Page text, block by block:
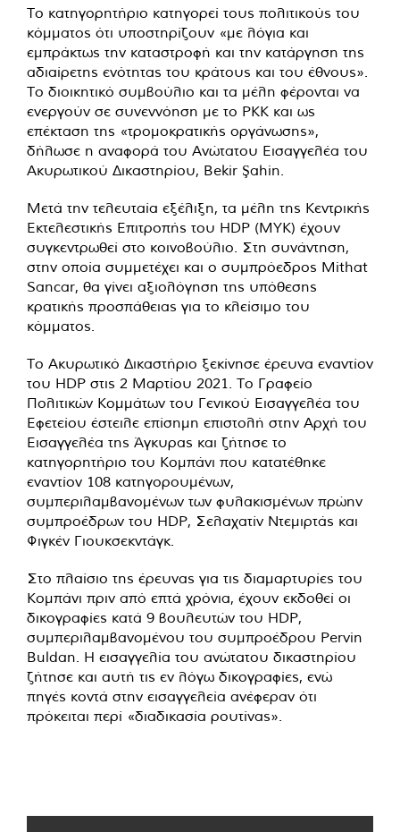
Το κατηγορητήριο κατηγορεί τους πολιτικούς του
κόμματος ότι υποστηρίζουν «με λόγια και
εμπράκτως την καταστροφή και την κατάργηση της
αδιαίρετης ενότητας του κράτους και του έθνους».
Το διοικητικό συμβούλιο και τα μέλη φέρονται να
ενεργούν σε συνεννόηση με το PKK και ως
επέκταση της «τρομοκρατικής οργάνωσης»,
δήλωσε η αναφορά του Ανώτατου Εισαγγελέα του
Ακυρωτικού Δικαστηρίου, Bekir Şahin.
Μετά την τελευταία εξέλιξη, τα μέλη της Κεντρικής
Εκτελεστικής Επιτροπής του HDP (MYK) έχουν
συγκεντρωθεί στο κοινοβούλιο. Στη συνάντηση,
στην οποία συμμετέχει και ο συμπρόεδρος Mithat
Sancar, θα γίνει αξιολόγηση της υπόθεσης
κρατικής προσπάθειας για το κλείσιμο του
κόμματος.
Το Ακυρωτικό Δικαστήριο ξεκίνησε έρευνα εναντίον
του HDP στις 2 Μαρτίου 2021. Το Γραφείο
Πολιτικών Κομμάτων του Γενικού Εισαγγελέα του
Εφετείου έστειλε επίσημη επιστολή στην Αρχή του
Εισαγγελέα της Άγκυρας και ζήτησε το
κατηγορητήριο του Κομπάνι που κατατέθηκε
εναντίον 108 κατηγορουμένων,
συμπεριλαμβανομένων των φυλακισμένων πρώην
συμπροέδρων του HDP, Σελαχατίν Ντεμιρτάς και
Φιγκέν Γιουκσεκντάγκ.
Στο πλαίσιο της έρευνας για τις διαμαρτυρίες του
Κομπάνι πριν από επτά χρόνια, έχουν εκδοθεί οι
δικογραφίες κατά 9 βουλευτών του HDP,
συμπεριλαμβανομένου του συμπροέδρου Pervin
Buldan. Η εισαγγελία του ανώτατου δικαστηρίου
ζήτησε και αυτή τις εν λόγω δικογραφίες, ενώ
πηγές κοντά στην εισαγγελεία ανέφεραν ότι
πρόκειται περί «διαδικασία ρουτίνας».